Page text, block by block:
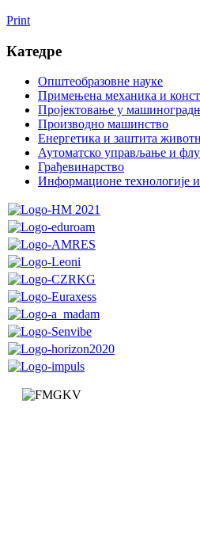
Print
Катедре
Општеобразовне науке
Примењена механика и
Пројектовање у
Производно машинство
Енергетика и заштита
Аутоматско управљање и
Грађевинарство
Информационе технологије